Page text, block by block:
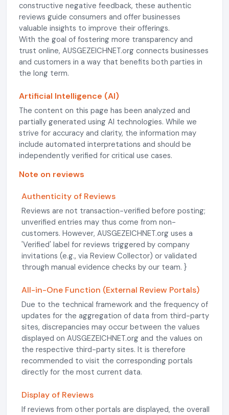
constructive negative feedback, these authentic
reviews guide consumers and offer businesses
valuable insights to improve their offerings.
With the goal of fostering more transparency and
trust online, AUSGEZEICHNET.org connects businesses
and customers in a way that benefits both parties in
the long term.
Artificial Intelligence (AI)
The content on this page has been analyzed and
partially generated using AI technologies. While we
strive for accuracy and clarity, the information may
include automated interpretations and should be
independently verified for critical use cases.
Note on reviews
Authenticity of Reviews
Reviews are not transaction-verified before posting;
unverified entries may thus come from non-
customers. However, AUSGEZEICHNET.org uses a
'Verified' label for reviews triggered by company
invitations (e.g., via Review Collector) or validated
through manual evidence checks by our team. }
All-in-One Function (External Review Portals)
Due to the technical framework and the frequency of
updates for the aggregation of data from third-party
sites, discrepancies may occur between the values
displayed on AUSGEZEICHNET.org and the values on
the respective third-party sites. It is therefore
recommended to visit the corresponding portals
directly for the most current data.
Display of Reviews
If reviews from other portals are displayed, the overall